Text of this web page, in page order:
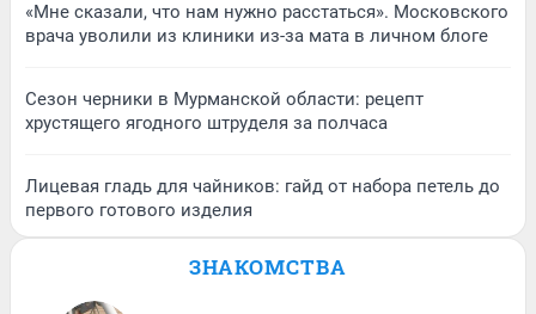
«Мне сказали, что нам нужно расстаться». Московского
врача уволили из клиники из-за мата в личном блоге
Сезон черники в Мурманской области: рецепт
хрустящего ягодного штруделя за полчаса
Лицевая гладь для чайников: гайд от набора петель до
первого готового изделия
ЗНАКОМСТВА